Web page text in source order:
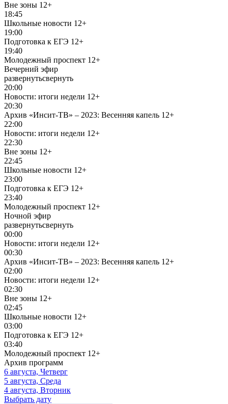
Вне зоны 12+
18:45
Школьные новости 12+
19:00
Подготовка к ЕГЭ 12+
19:40
Молодежный проспект 12+
Вечерний эфир
развернутьсвернуть
20:00
Новости: итоги недели 12+
20:30
Архив «Инсит-ТВ» – 2023: Весенняя капель 12+
22:00
Новости: итоги недели 12+
22:30
Вне зоны 12+
22:45
Школьные новости 12+
23:00
Подготовка к ЕГЭ 12+
23:40
Молодежный проспект 12+
Ночной эфир
развернутьсвернуть
00:00
Новости: итоги недели 12+
00:30
Архив «Инсит-ТВ» – 2023: Весенняя капель 12+
02:00
Новости: итоги недели 12+
02:30
Вне зоны 12+
02:45
Школьные новости 12+
03:00
Подготовка к ЕГЭ 12+
03:40
Молодежный проспект 12+
Архив программ
6 августа, Четверг
5 августа, Среда
4 августа, Вторник
Выбрать дату